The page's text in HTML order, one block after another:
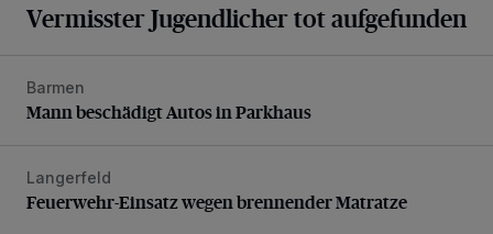
Vermisster Jugendlicher tot aufgefunden
Mann beschädigt Autos in Parkhaus
Barmen
Mann beschädigt Autos in Parkhaus
Feuerwehr-Einsatz wegen brennender Matratze
Langerfeld
Feuerwehr-Einsatz wegen brennender Matratze